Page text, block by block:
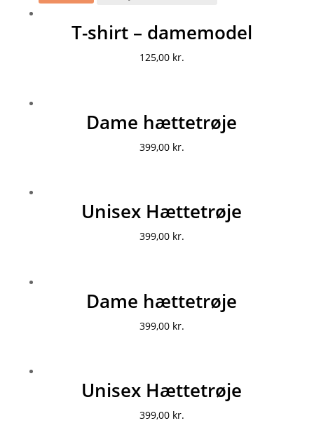
T-shirt – damemodel
125,00 kr.
Dame hættetrøje
399,00 kr.
Unisex Hættetrøje
399,00 kr.
Dame hættetrøje
399,00 kr.
Unisex Hættetrøje
399,00 kr.